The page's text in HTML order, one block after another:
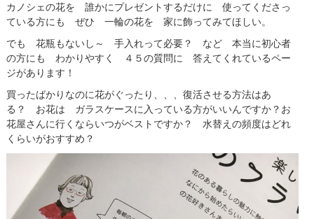
カノシェの花を 誰かにプレゼントするだけに 使ってくださっ
ている方にも ぜひ 一輪の花を 家に飾ってみてほしい。
でも 花瓶もないし～ 手入れって必要？ など 本当に初心者
の方にも わかりやすく ４５の質問に 答えてくれているペー
ジがあります！
買ったばかりなのに花がぐったり、、、復活させる方法はあ
る？ お花は ガラスケースに入っている方がいいんですか？お
花屋さんに行くならいつがベストですか？ 水替えの頻度はどれ
くらいがおすすめ？